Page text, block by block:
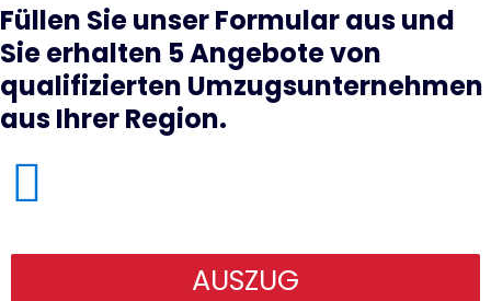
Füllen Sie unser Formular aus und
Sie erhalten 5 Angebote von
qualifizierten Umzugsunternehmen
aus Ihrer Region.
AUSZUG